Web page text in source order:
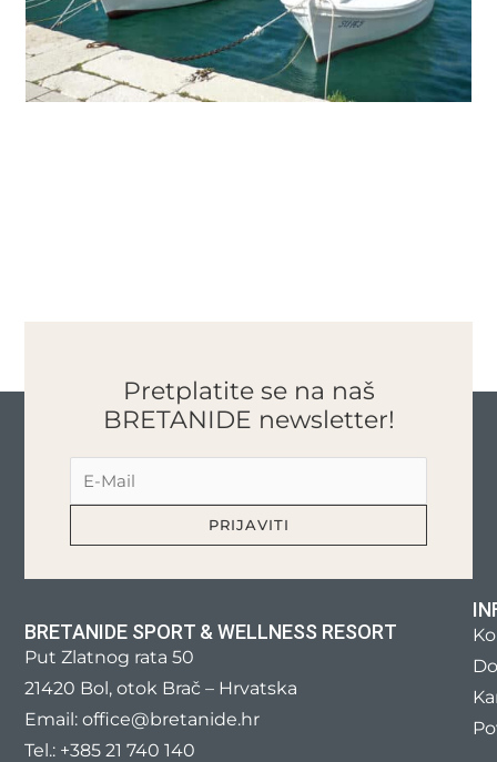
Pretplatite se na naš
BRETANIDE newsletter!
BRETANIDE SPORT & WELLNESS RESORT
Put Zlatnog rata 50
21420 Bol, otok Brač – Hrvatska
Email: office@bretanide.hr
Tel.: +385 21 740 140